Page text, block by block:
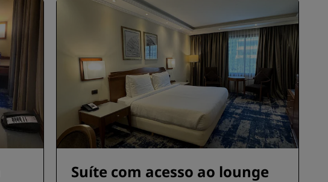
Suíte com acesso ao lounge